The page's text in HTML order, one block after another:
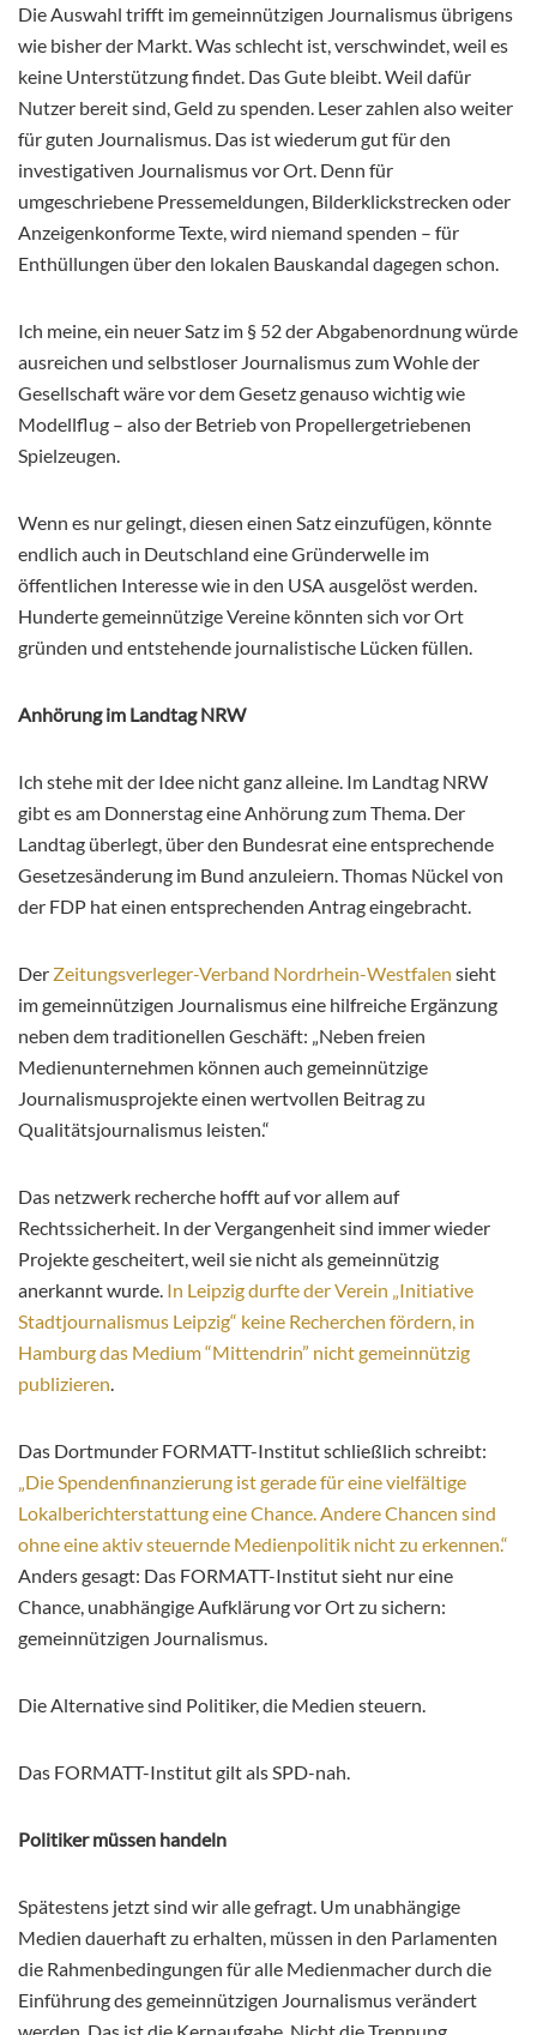
Die Auswahl trifft im gemeinnützigen Journalismus übrigens
wie bisher der Markt. Was schlecht ist, verschwindet, weil es
keine Unterstützung findet. Das Gute bleibt. Weil dafür
Nutzer bereit sind, Geld zu spenden. Leser zahlen also weiter
für guten Journalismus. Das ist wiederum gut für den
investigativen Journalismus vor Ort. Denn für
umgeschriebene Pressemeldungen, Bilderklickstrecken oder
Anzeigenkonforme Texte, wird niemand spenden – für
Enthüllungen über den lokalen Bauskandal dagegen schon.
Ich meine, ein neuer Satz im § 52 der Abgabenordnung würde
ausreichen und selbstloser Journalismus zum Wohle der
Gesellschaft wäre vor dem Gesetz genauso wichtig wie
Modellflug – also der Betrieb von Propellergetriebenen
Spielzeugen.
Wenn es nur gelingt, diesen einen Satz einzufügen, könnte
endlich auch in Deutschland eine Gründerwelle im
öffentlichen Interesse wie in den USA ausgelöst werden.
Hunderte gemeinnützige Vereine könnten sich vor Ort
gründen und entstehende journalistische Lücken füllen.
Anhörung im Landtag NRW
Ich stehe mit der Idee nicht ganz alleine. Im Landtag NRW
gibt es am Donnerstag eine Anhörung zum Thema. Der
Landtag überlegt, über den Bundesrat eine entsprechende
Gesetzesänderung im Bund anzuleiern. Thomas Nückel von
der FDP hat einen entsprechenden Antrag eingebracht.
Der Zeitungsverleger-Verband Nordrhein-Westfalen sieht
im gemeinnützigen Journalismus eine hilfreiche Ergänzung
neben dem traditionellen Geschäft: „Neben freien
Medienunternehmen können auch gemeinnützige
Journalismusprojekte einen wertvollen Beitrag zu
Qualitätsjournalismus leisten.“
Das netzwerk recherche hofft auf vor allem auf
Rechtssicherheit. In der Vergangenheit sind immer wieder
Projekte gescheitert, weil sie nicht als gemeinnützig
anerkannt wurde. In Leipzig durfte der Verein „Initiative
Stadtjournalismus Leipzig“ keine Recherchen fördern, in
Hamburg das Medium “Mittendrin” nicht gemeinnützig
publizieren
Das Dortmunder FORMATT-Institut schließlich schreibt:
„Die Spendenfinanzierung ist gerade für eine vielfältige
Lokalberichterstattung eine Chance. Andere Chancen sind
ohne eine aktiv steuernde Medienpolitik nicht zu erkennen.“
Anders gesagt: Das FORMATT-Institut sieht nur eine
Chance, unabhängige Aufklärung vor Ort zu sichern:
gemeinnützigen Journalismus.
Die Alternative sind Politiker, die Medien steuern.
Das FORMATT-Institut gilt als SPD-nah.
Politiker müssen handeln
Spätestens jetzt sind wir alle gefragt. Um unabhängige
Medien dauerhaft zu erhalten, müssen in den Parlamenten
die Rahmenbedingungen für alle Medienmacher durch die
Einführung des gemeinnützigen Journalismus verändert